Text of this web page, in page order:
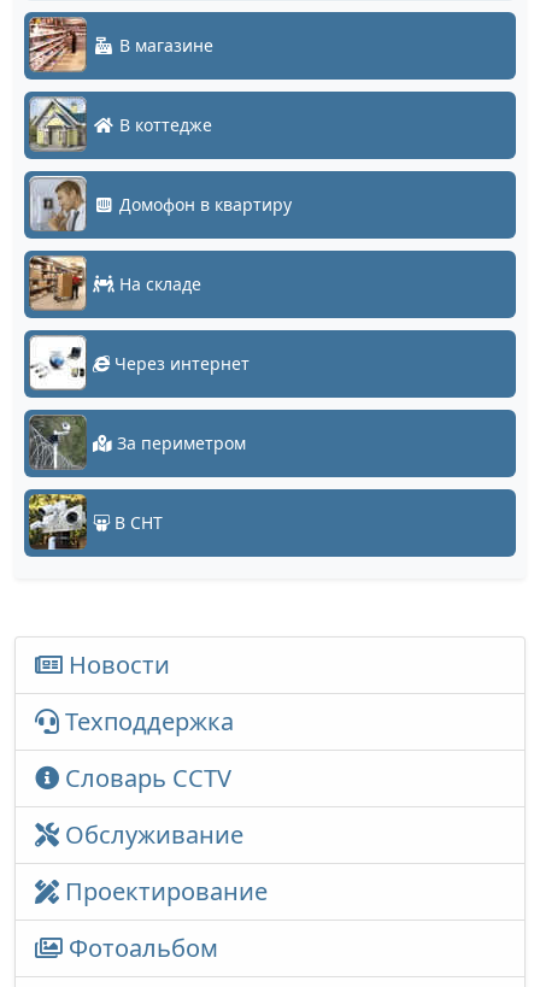
В магазине
В коттедже
Домофон в квартиру
На складе
Через интернет
За периметром
В СНТ
Новости
Техподдержка
Словарь CCTV
Обслуживание
Проектирование
Фотоальбом